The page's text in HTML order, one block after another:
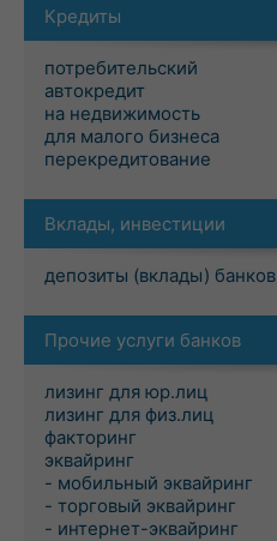
Кредиты
потребительский
автокредит
на недвижимость
для малого бизнеса
перекредитование
Вклады, инвестиции
депозиты (вклады) банков
Прочие услуги банков
лизинг для юр.лиц
лизинг для физ.лиц
факторинг
эквайринг
- мобильный эквайринг
- торговый эквайринг
- интернет-эквайринг